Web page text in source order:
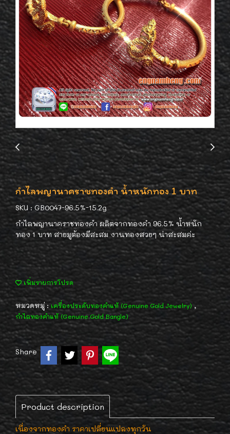
กำไลพญานาคราชทองคำ น้ำหนักทอง 1 บาท
SKU : GB0047-96.5%-15.2g
กำไลพญานาคราชทองคำ ผลิตจากทองคำ 96.5% น้ำหนัก
ทอง 1 บาท สายมูต้องมีสะสม งานทองสวยๆ น่าสะสมค่ะ
เพิ่มรายการโปรด
หมวดหมู่ : เครื่องประดับทองคำแท้ (Genuine Gold Jewelry) ,
กำไลทองคำแท้ (Genuine Gold Bangle)
Share
Product description
เนื่องจากทองคำ ราคาเปลี่ยนแปลงทุกวัน